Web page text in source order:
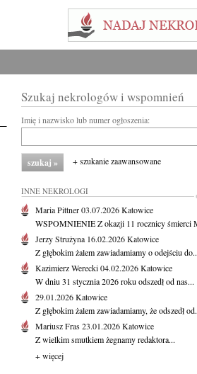
Szukaj nekrologów i wspomnień
Imię i nazwisko lub numer ogłoszenia:
+ szukanie zaawansowane
INNE NEKROLOGI
Maria Pittner03.07.2026Katowice
WSPOMNIENIE Z okazji 11 rocznicy śmierci
Jerzy Strużyna 16.02.2026Katowice
Z głębokim żalem zawiadamiamy o odejściu
Kazimierz Werecki04.02.2026Katowice
W dniu 31 stycznia 2026 roku odszedł od nas...
29.01.2026Katowice
Z głębokim żalem zawiadamiamy, że odszedł
Mariusz Fras23.01.2026Katowice
Z wielkim smutkiem żegnamy redaktora...
+ więcej